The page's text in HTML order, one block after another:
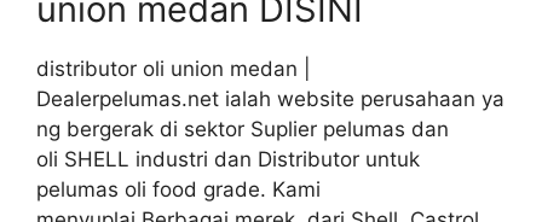
union medan DISINI
distributor oli union medan |
Dealerpelumas.net ialah website perusahaan ya
ng bergerak di sektor Suplier pelumas dan
oli SHELL industri dan Distributor untuk
pelumas oli food grade. Kami